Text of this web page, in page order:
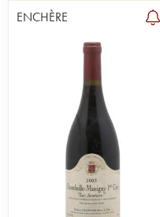
ENCHÈRE